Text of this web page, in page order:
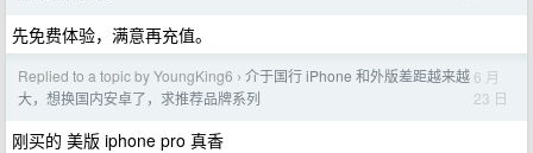
先免费体验，满意再充值。
Replied to a topic by YoungKing6 › 介于国行 iPhone 和外版差距越来越
大，想换国内安卓了，求推荐品牌系列
6 月
23 日
刚买的 美版 iphone pro 真香